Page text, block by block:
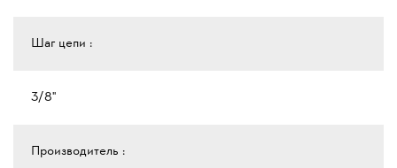
Шаг цепи :
3/8"
Производитель :